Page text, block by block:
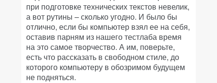
при подготовке технических текстов невелик,
а вот рутины – сколько угодно. И было бы
отлично, если бы компьютер взял ее на себя,
оставив парням из нашего тестлаба время
на это самое творчество. А им, поверьте,
есть что рассказать в свободном стиле, до
которого компьютеру в обозримом будущем
не подняться.